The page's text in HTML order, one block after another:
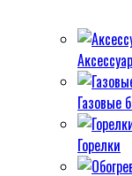
Газовые
Горелки